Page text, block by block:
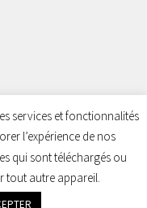
droits réservés.
services et fonctionnalités
l’expérience de nos
qui sont téléchargés ou
tout autre appareil.